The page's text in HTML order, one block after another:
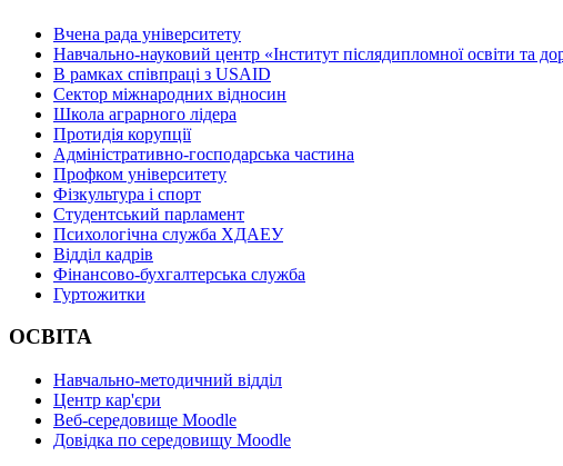
Вчена рада університету
Навчально-науковий центр «Інститут післядипломної освіти та
В рамках співпраці з USAID
Сектор міжнародних відносин
Школа аграрного лідера
Протидія корупції
Адміністративно-господарська частина
Профком університету
Фізкультура і спорт
Студентський парламент
Психологічна служба ХДАЕУ
Відділ кадрів
Фінансово-бухгалтерська служба
Гуртожитки
ОСВІТА
Навчально-методичний відділ
Центр кар'єри
Веб-середовище Moodle
Довідка по середовищу Moodle